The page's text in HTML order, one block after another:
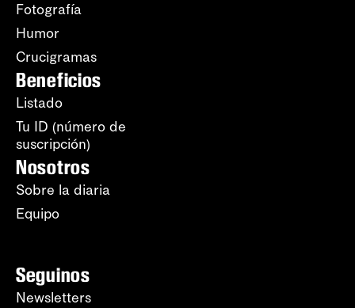
Fotografía
Humor
Crucigramas
Beneficios
Listado
Tu ID (número de
suscripción)
Nosotros
Sobre la diaria
Equipo
Seguinos
Newsletters